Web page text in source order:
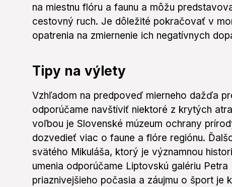
na miestnu flóru a faunu a môžu
cestovný ruch. Je dôležité pokračovať v
opatrenia na zmiernenie ich negatívnych
Tipy na výlety
Vzhľadom na predpoveď mierneho dažďa
odporúčame navštíviť niektoré z krytých
voľbou je Slovenské múzeum ochrany
dozvedieť viac o faune a flóre regiónu.
svätého Mikuláša, ktorý je významnou
umenia odporúčame Liptovskú galériu
priaznivejšieho počasia a záujmu o šport je